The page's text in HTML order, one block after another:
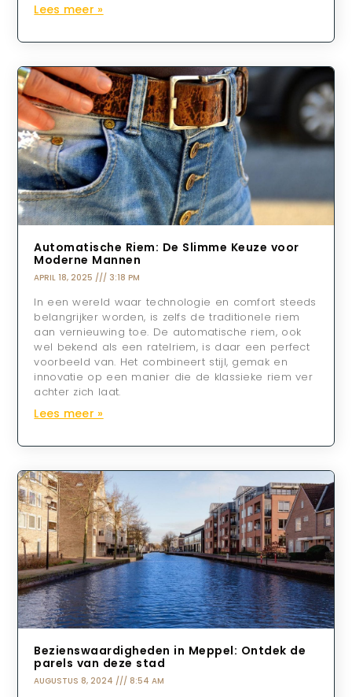
Lees meer »
Automatische Riem: De Slimme Keuze voor
Moderne Mannen
APRIL 18, 2025 3:18 PM
In een wereld waar technologie en comfort steeds
belangrijker worden, is zelfs de traditionele riem
aan vernieuwing toe. De automatische riem, ook
wel bekend als een ratelriem, is daar een perfect
voorbeeld van. Het combineert stijl, gemak en
innovatie op een manier die de klassieke riem ver
achter zich laat.
Lees meer »
Bezienswaardigheden in Meppel: Ontdek de
parels van deze stad
AUGUSTUS 8, 2024 8:54 AM